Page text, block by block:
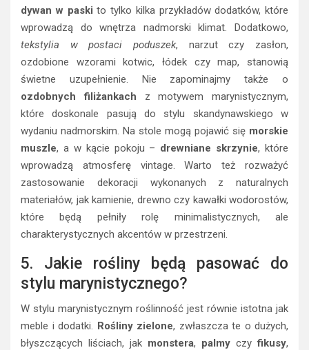
dywan w paski to tylko kilka przykładów dodatków, które
wprowadzą do wnętrza nadmorski klimat. Dodatkowo,
tekstylia w postaci poduszek, narzut czy zasłon,
ozdobione wzorami kotwic, łódek czy map, stanowią
świetne uzupełnienie. Nie zapominajmy także o
ozdobnych filiżankach z motywem marynistycznym,
które doskonale pasują do stylu skandynawskiego w
wydaniu nadmorskim. Na stole mogą pojawić się morskie
muszle, a w kącie pokoju – drewniane skrzynie, które
wprowadzą atmosferę vintage. Warto też rozważyć
zastosowanie dekoracji wykonanych z naturalnych
materiałów, jak kamienie, drewno czy kawałki wodorostów,
które będą pełniły rolę minimalistycznych, ale
charakterystycznych akcentów w przestrzeni.
5. Jakie rośliny będą pasować do
stylu marynistycznego?
W stylu marynistycznym roślinność jest równie istotna jak
meble i dodatki. Rośliny zielone, zwłaszcza te o dużych,
błyszczących liściach, jak monstera, palmy czyfikusy,